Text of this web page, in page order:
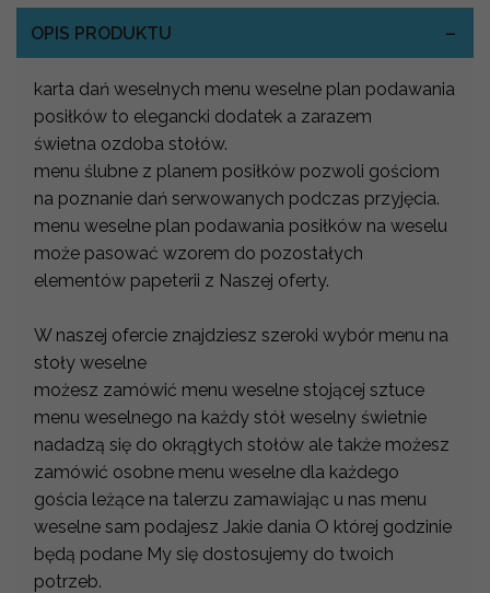
OPIS PRODUKTU
karta dań weselnych menu weselne plan podawania
posiłków to elegancki dodatek a zarazem
świetna ozdoba stołów.
menu ślubne z planem posiłków pozwoli gościom
na poznanie dań serwowanych podczas przyjęcia.
menu weselne plan podawania posiłków na weselu
może pasować wzorem do pozostałych
elementów papeterii z Naszej oferty.
W naszej ofercie znajdziesz szeroki wybór menu na
stoły weselne
możesz zamówić menu weselne stojącej sztuce
menu weselnego na każdy stół weselny świetnie
nadadzą się do okrągłych stołów ale także możesz
zamówić osobne menu weselne dla każdego
gościa leżące na talerzu zamawiając u nas menu
weselne sam podajesz Jakie dania O której godzinie
będą podane My się dostosujemy do twoich
potrzeb.